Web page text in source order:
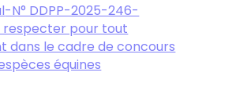
-N° DDPP-2025-246-
respecter pour tout
dans le cadre de concours
équines